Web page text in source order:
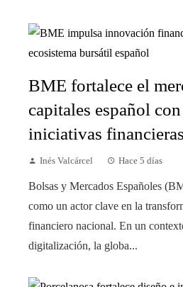
BME fortalece el
capitales español
iniciativas financieras
Inés Valcárcel Hace 5 días
Bolsas y Mercados Españoles
como un actor clave en la
financiero nacional. En un
digitalización, la globa...